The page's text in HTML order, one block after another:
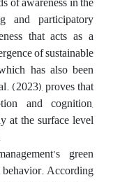
and participatory
that acts as a
of sustainable
has also been
(2023), proves that
and cognition,
at the surface level
green
behavior. According